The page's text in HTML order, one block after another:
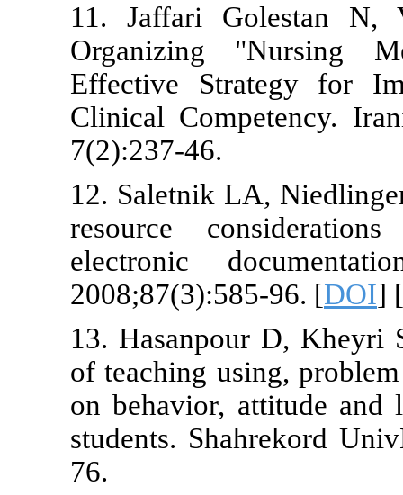
11. Jaffari
Organizing
Effective
Clinical
12. Saletnik
resource
electronic
13.
of teaching
on
students.